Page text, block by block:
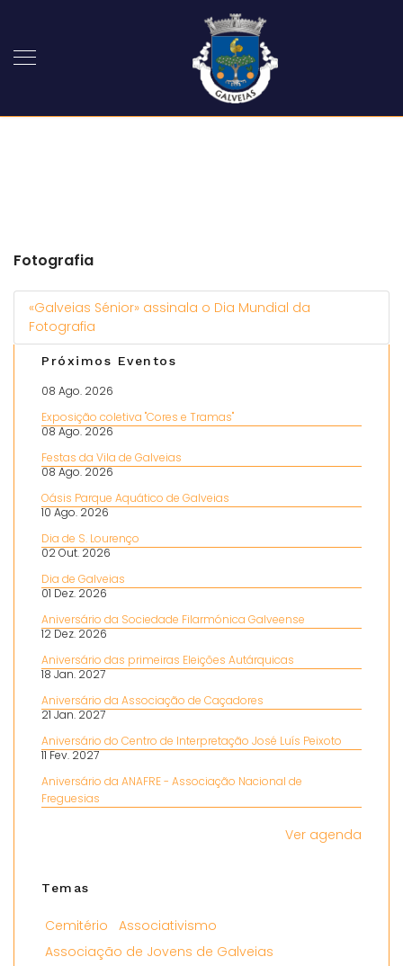
Fotografia
«Galveias Sénior» assinala o Dia Mundial da
Fotografia
Próximos Eventos
08 Ago. 2026
Exposição coletiva "Cores e Tramas"
08 Ago. 2026
Festas da Vila de Galveias
08 Ago. 2026
Oásis Parque Aquático de Galveias
10 Ago. 2026
Dia de S. Lourenço
02 Out. 2026
Dia de Galveias
01 Dez. 2026
Aniversário da Sociedade Filarmónica Galveense
12 Dez. 2026
Aniversário das primeiras Eleições Autárquicas
18 Jan. 2027
Aniversário da Associação de Caçadores
21 Jan. 2027
Aniversário do Centro de Interpretação José Luís Peixoto
11 Fev. 2027
Aniversário da ANAFRE - Associação Nacional de
Freguesias
Ver agenda
Temas
Cemitério
Associativismo
Associação de Jovens de Galveias